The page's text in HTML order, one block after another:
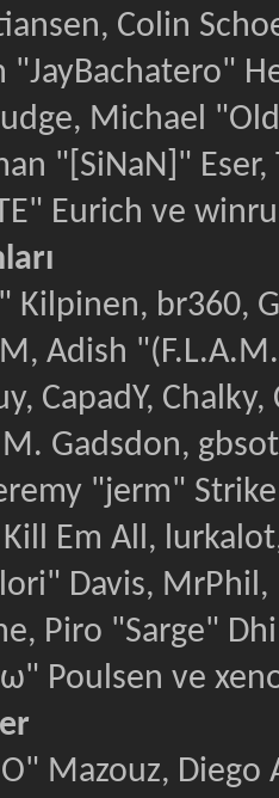
Colin
"JayBachatero"
Michael
"[SiNaN]"
Eurich ve
Kilpinen, br360,
Adish
CapadY,
M. Gadsdon,
"jerm"
Kill Em All,
Davis, MrPhil,
Piro "Sarge"
Poulsen ve
Mazouz,